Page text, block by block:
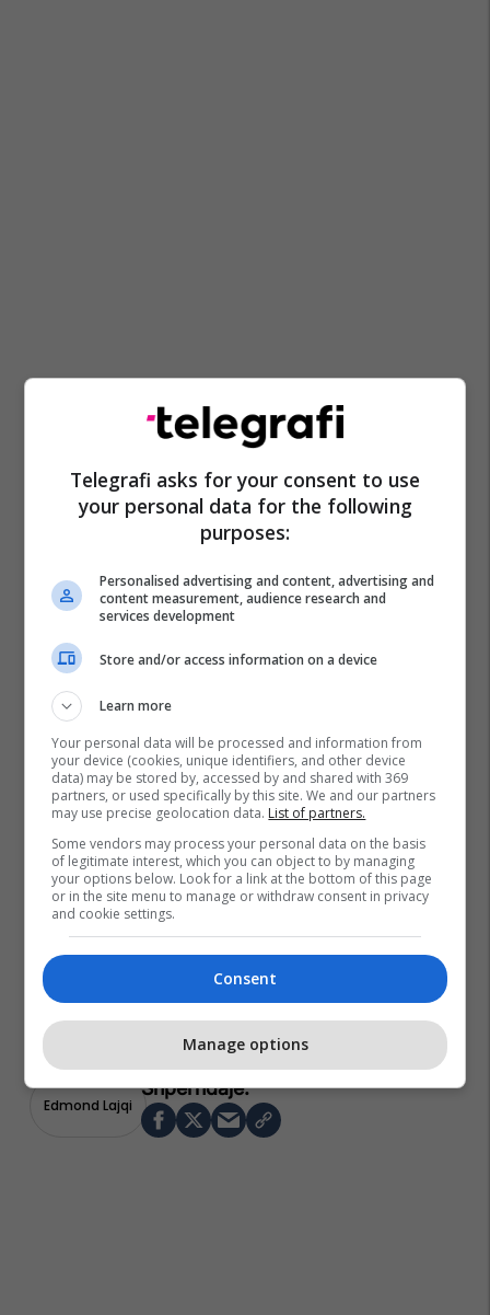
Edmond Lajqi
Telegrafi asks for your consent to use
your personal data for the following
purposes:
Personalised advertising and content, advertising and
content measurement, audience research and
services development
Store and/or access information on a device
Learn more
Your personal data will be processed and information from
your device (cookies, unique identifiers, and other device
data) may be stored by, accessed by and shared with 369
partners, or used specifically by this site. We and our partners
may use precise geolocation data. List of partners.
Some vendors may process your personal data on the basis
of legitimate interest, which you can object to by managing
your options below. Look for a link at the bottom of this page
or in the site menu to manage or withdraw consent in privacy
and cookie settings.
Consent
Manage options